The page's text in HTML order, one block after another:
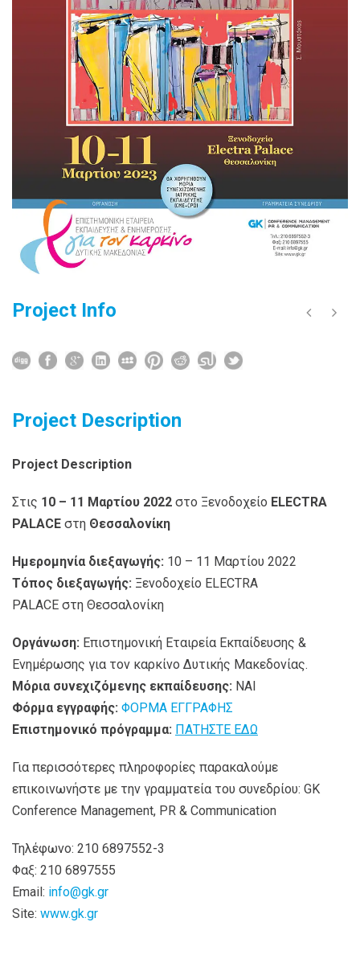
Project Info
Project Description
Project Description
Στις 10 – 11 Μαρτίου 2022 στο Ξενοδοχείο ELECTRA
PALACE στη Θεσσαλονίκη
Ημερομηνία διεξαγωγής: 10 – 11 Μαρτίου 2022
Τόπος διεξαγωγής: Ξενοδοχείο ELECTRA
PALACE στη Θεσσαλονίκη
Οργάνωση: Επιστημονική Εταιρεία Εκπαίδευσης &
Ενημέρωσης για τον καρκίνο Δυτικής Μακεδονίας.
Μόρια συνεχιζόμενης εκπαίδευσης: ΝΑΙ
Φόρμα εγγραφής: ΦΟΡΜΑ ΕΓΓΡΑΦΗΣ
Επιστημονικό πρόγραμμα: ΠΑΤΗΣΤΕ ΕΔΩ
Για περισσότερες πληροφορίες παρακαλούμε
επικοινωνήστε με την γραμματεία του συνεδρίου: GK
Conference Management, PR & Communication
Τηλέφωνο: 210 6897552-3
Φαξ: 210 6897555
Email: info@gk.gr
Site: www.gk.gr